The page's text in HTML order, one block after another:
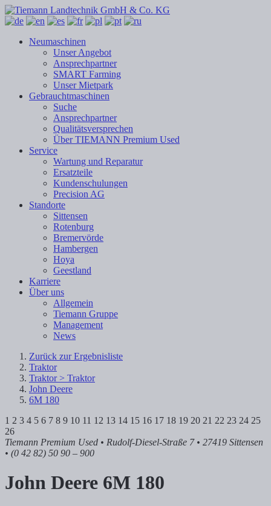
Neumaschinen
Unser Angebot
Ansprechpartner
SMART Farming
Unser Mietpark
Gebrauchtmaschinen
Suche
Ansprechpartner
Qualitätsversprechen
Über TIEMANN Premium Used
Service
Wartung und Reparatur
Ersatzteile
Kundenschulungen
Precision AG
Standorte
Sittensen
Rotenburg
Bremervörde
Hambergen
Hoya
Geestland
Karriere
Über uns
Allgemein
Tiemann Gruppe
Management
News
Zurück zur Ergebnisliste
Traktor
Traktor > Traktor
John Deere
6M 180
1 2 3 4 5 6 7 8 9 10 11 12 13 14 15 16 17 18 19 20 21 22 23 24 25
26
Tiemann Premium Used • Rudolf-Diesel-Straße 7 • 27419 Sittensen
• (0 42 82) 50 90 – 900
John Deere 6M 180